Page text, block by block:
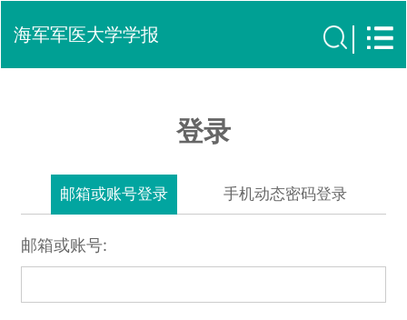
海军军医大学学报
登录
邮箱或账号登录 手机动态密码登录
邮箱或账号: